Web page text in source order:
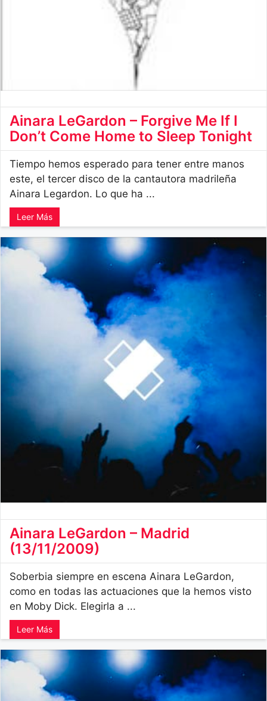
Ainara LeGardon – Forgive Me If I
Don’t Come Home to Sleep Tonight
Tiempo hemos esperado para tener entre manos
este, el tercer disco de la cantautora madrileña
Ainara Legardon. Lo que ha ...
Leer Más
Ainara LeGardon – Madrid
(13/11/2009)
Soberbia siempre en escena Ainara LeGardon,
como en todas las actuaciones que la hemos visto
en Moby Dick. Elegirla a ...
Leer Más